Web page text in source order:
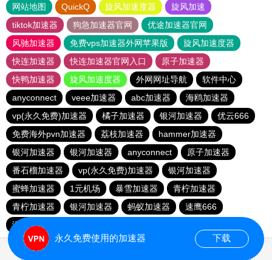
网站地图 QuickQ 旋风加速度器
旋风加速
tiktok加速器
狗急加速器官网
优途加速器官网
风驰加速器
免费vps加速器外网苹果版
旋风加速度器
快连加速器
快连加速器官网入口
原子加速器
快鸭加速器
旋风加速度器 外网网址导航
软件中心
anyconnect
veee加速器 abc加速器
海鸥加速器
vp(永久免费)加速器
橘子加速器 银河加速器
优云666
免费海外pvn加速器
荔枝加速器
hammer加速器
银河加速器
银河加速器 anyconnect
原子加速器
番石榴加速器
vp(永久免费)加速器
银河加速器
蜜蜂加速器
1元机场 暴雪加速器
青柠加速器
青柠加速器
银河加速器 蚂蚁加速器
速鹰666
海外梯子官网
永久免费使用的加速器 下载